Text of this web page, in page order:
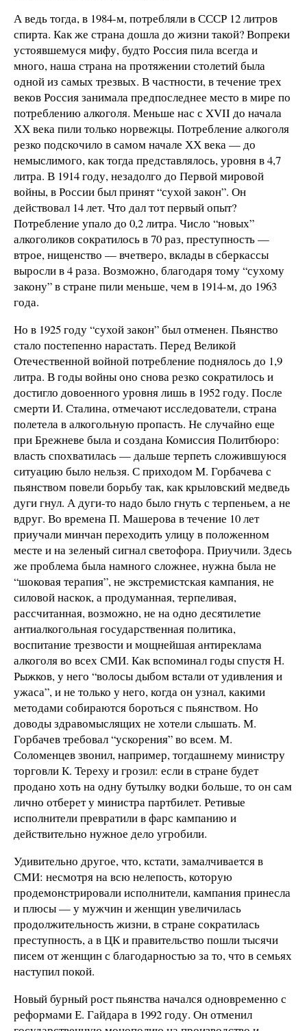
А ведь тогда, в 1984-м, потребляли в СССР 12 литров
спирта. Как же страна дошла до жизни такой? Вопреки
устоявшемуся мифу, будто Россия пила всегда и
много, наша страна на протяжении столетий была
одной из самых трезвых. В частности, в течение трех
веков Россия занимала предпоследнее место в мире по
потреблению алкоголя. Меньше нас с XVII до начала
ХХ века пили только норвежцы. Потребление алкоголя
резко подскочило в самом начале ХХ века — до
немыслимого, как тогда представлялось, уровня в 4,7
литра. В 1914 году, незадолго до Первой мировой
войны, в России был принят “сухой закон”. Он
действовал 14 лет. Что дал тот первый опыт?
Потребление упало до 0,2 литра. Число “новых”
алкоголиков сократилось в 70 раз, преступность —
втрое, нищенство — вчетверо, вклады в сберкассы
выросли в 4 раза. Возможно, благодаря тому “сухому
закону” в стране пили меньше, чем в 1914-м, до 1963
года.
Но в 1925 году “сухой закон” был отменен. Пьянство
стало постепенно нарастать. Перед Великой
Отечественной войной потребление поднялось до 1,9
литра. В годы войны оно снова резко сократилось и
достигло довоенного уровня лишь в 1952 году. После
смерти И. Сталина, отмечают исследователи, страна
полетела в алкогольную пропасть. Не случайно еще
при Брежневе была и создана Комиссия Политбюро:
власть спохватилась — дальше терпеть сложившуюся
ситуацию было нельзя. С приходом М. Горбачева с
пьянством повели борьбу так, как крыловский медведь
дуги гнул. А дуги-то надо было гнуть с терпеньем, а не
вдруг. Во времена П. Машерова в течение 10 лет
приучали минчан переходить улицу в положенном
месте и на зеленый сигнал светофора. Приучили. Здесь
же проблема была намного сложнее, нужна была не
“шоковая терапия”, не экстремистская кампания, не
силовой наскок, а продуманная, терпеливая,
рассчитанная, возможно, не на одно десятилетие
антиалкогольная государственная политика,
воспитание трезвости и мощнейшая антиреклама
алкоголя во всех СМИ. Как вспоминал годы спустя Н.
Рыжков, у него “волосы дыбом встали от удивления и
ужаса”, и не только у него, когда он узнал, какими
методами собираются бороться с пьянством. Но
доводы здравомыслящих не хотели слышать. М.
Горбачев требовал “ускорения” во всем. М.
Соломенцев звонил, например, тогдашнему министру
торговли К. Тереху и грозил: если в стране будет
продано хоть на одну бутылку водки больше, то он сам
лично отберет у министра партбилет. Ретивые
исполнители превратили в фарс кампанию и
действительно нужное дело угробили.
Удивительно другое, что, кстати, замалчивается в
СМИ: несмотря на всю нелепость, которую
продемонстрировали исполнители, кампания принесла
и плюсы — у мужчин и женщин увеличилась
продолжительность жизни, в стране сократилась
преступность, а в ЦК и правительство пошли тысячи
писем от женщин с благодарностью за то, что в семьях
наступил покой.
Новый бурный рост пьянства начался одновременно с
реформами Е. Гайдара в 1992 году. Он отменил